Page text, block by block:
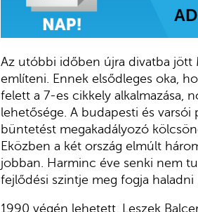
Az utóbbi időben újra divatba jött
említeni. Ennek elsődleges oka,
felett a 7-es cikkely alkalmazása,
lehetősége. A budapesti és
büntetést megakadályozó
Eközben a két ország elmúlt
jobban. Harminc éve senki nem
fejlődési szintje meg fogja haladni
1990 végén lehetett, Leszek